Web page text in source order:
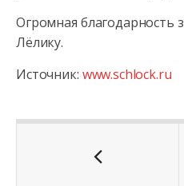
Огромная благодарность
Лёлику.
Источник: www.schlock.ru